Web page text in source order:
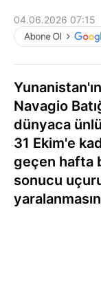
04.06.2026 07:15
Navagio
dünyaca
31 Ekim'e
geçen hafta
sonucu